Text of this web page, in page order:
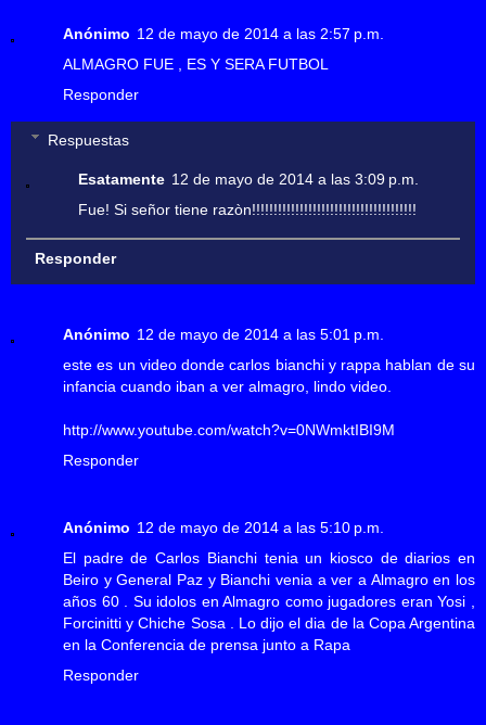
Anónimo 12 de mayo de 2014 a las 2:57 p.m.
ALMAGRO FUE , ES Y SERA FUTBOL
Responder
Respuestas
Esatamente 12 de mayo de 2014 a las 3:09 p.m.
Fue! Si señor tiene razòn!!!!!!!!!!!!!!!!!!!!!!!!!!!!!!!!!!!!!!
Responder
Anónimo 12 de mayo de 2014 a las 5:01 p.m.
este es un video donde carlos bianchi y rappa hablan de su
infancia cuando iban a ver almagro, lindo video.
http://www.youtube.com/watch?v=0NWmktIBI9M
Responder
Anónimo 12 de mayo de 2014 a las 5:10 p.m.
El padre de Carlos Bianchi tenia un kiosco de diarios en
Beiro y General Paz y Bianchi venia a ver a Almagro en los
años 60 . Su idolos en Almagro como jugadores eran Yosi ,
Forcinitti y Chiche Sosa . Lo dijo el dia de la Copa Argentina
en la Conferencia de prensa junto a Rapa
Responder